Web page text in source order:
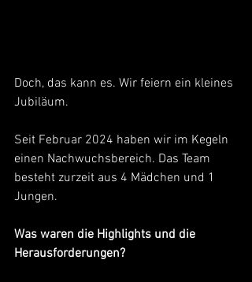
Doch, das kann es. Wir feiern ein kleines
Jubiläum.
Seit Februar 2024 haben wir im Kegeln
einen Nachwuchsbereich. Das Team
besteht zurzeit aus 4 Mädchen und 1
Jungen.
Was waren die Highlights und die
Herausforderungen?